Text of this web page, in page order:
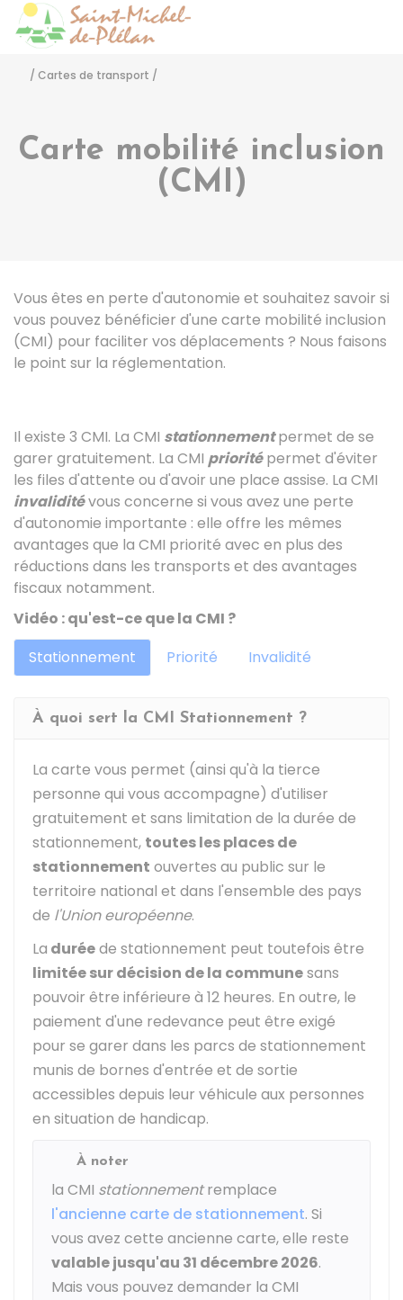
/ Cartes de transport /
Carte mobilité inclusion
(CMI)
Vous êtes en perte d'autonomie et souhaitez savoir si
vous pouvez bénéficier d'une carte mobilité inclusion
(CMI) pour faciliter vos déplacements ? Nous faisons
le point sur la réglementation.
Il existe 3 CMI. La CMI stationnementpermet de se
garer gratuitement. La CMI prioritépermet d'éviter
les files d'attente ou d'avoir une place assise. La CMI
invaliditévous concerne si vous avez une perte
d'autonomie importante : elle offre les mêmes
avantages que la CMI priorité avec en plus des
réductions dans les transports et des avantages
fiscaux notamment.
Vidéo : qu'est-ce que la CMI ?
Stationnement
Priorité Invalidité
À quoi sert la CMI Stationnement ?
La carte vous permet (ainsi qu'à la tierce
personne qui vous accompagne) d'utiliser
gratuitement et sans limitation de la durée de
stationnement, toutes les places de
stationnement ouvertes au public sur le
territoire national et dans l'ensemble des pays
de l'Union européenne.
La duréede stationnement peut toutefois être
limitée sur décision de la communesans
pouvoir être inférieure à 12 heures. En outre, le
paiement d'une redevance peut être exigé
pour se garer dans les parcs de stationnement
munis de bornes d'entrée et de sortie
accessibles depuis leur véhicule aux personnes
en situation de handicap.
À noter
la CMI stationnementremplace
l'ancienne carte de stationnement. Si
vous avez cette ancienne carte, elle reste
valable jusqu'au 31 décembre 2026.
Mais vous pouvez demander la CMI